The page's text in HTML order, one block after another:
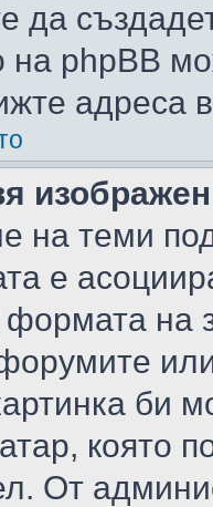
да
на phpBB
адреса
на теми
е
формата на
би
която
От